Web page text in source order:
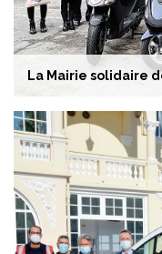
La Mairie solidaire